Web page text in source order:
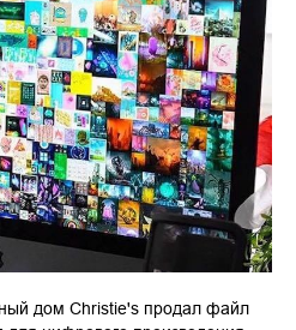
дом Christie's продал файл